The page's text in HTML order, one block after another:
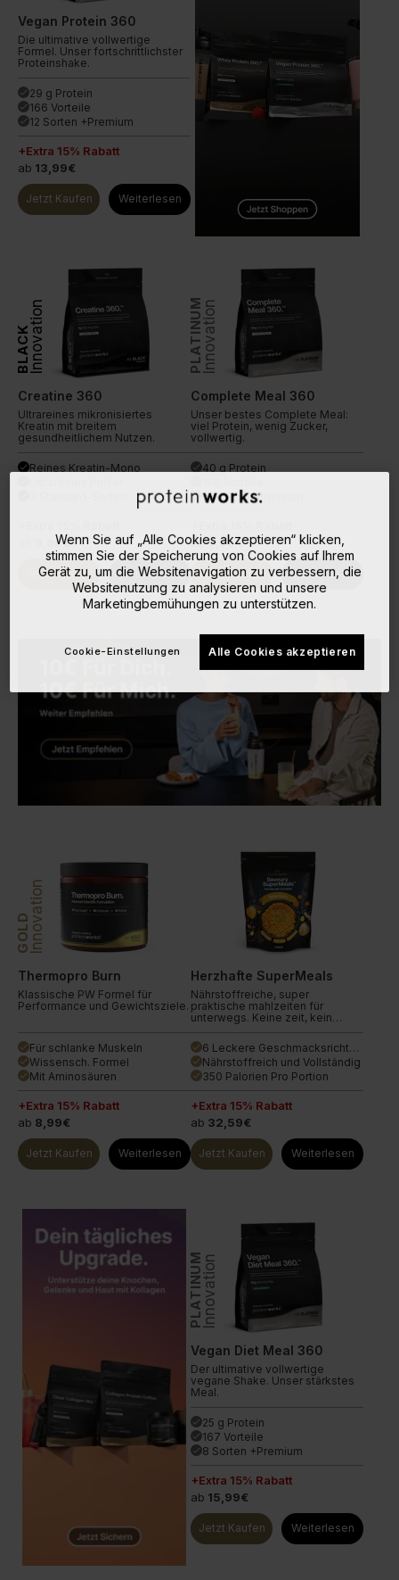
Vegan Protein 360
Die ultimative vollwertige
Formel. Unser fortschrittlichster
Proteinshake.
done 29 g Protein
done 166 Vorteile
done 12 Sorten +Premium
+Extra 15% Rabatt
ab 13,99€
Jetzt Kaufen Weiterlesen
BLACKInnovation
Creatine 360
Ultrareines mikronisiertes
Kreatin mit breitem
gesundheitlichem Nutzen.
done Reines Kreatin-Mono
3,99€
Jetzt Kaufen Weiterlesen
PLATINUMInnovation
Complete Meal 360
Unser bestes Complete Meal:
viel Protein, wenig Zucker,
vollwertig.
done 40 g Protein
done 7 Sorten +Premium
ab9,99€
Jetzt Kaufen Weiterlesen
GOLDInnovation
Thermopro Burn
Klassische PW Formel für
Performance und Gewichtsziele.
done Für schlanke Muskeln
done Wissensch. Formel
done Mit Aminosäuren
+Extra 15% Rabatt
ab 8,99€
Jetzt Kaufen Weiterlesen
Herzhafte SuperMeals
Nährstoffreiche, super
praktische mahlzeiten für
unterwegs. Keine zeit, kein
ernährungsberater, kein
problem.
done 6 Leckere Geschmacksrichtungen
done Nährstoffreich und Vollständig
done 350 Palorien Pro Portion
+Extra 15% Rabatt
ab 32,59€
Jetzt Kaufen Weiterlesen
PLATINUMInnovation
Vegan Diet Meal 360
Der ultimative vollwertige
vegane Shake. Unser stärkstes
Meal.
done 25 g Protein
done 167 Vorteile
done 8 Sorten +Premium
+Extra 15% Rabatt
ab 15,99€
Jetzt Kaufen Weiterlesen
Wenn Sie auf „Alle Cookies akzeptieren“ klicken,
stimmen Sie der Speicherung von Cookies auf Ihrem
Gerät zu, um die Websitenavigation zu verbessern, die
Websitenutzung zu analysieren und unsere
Marketingbemühungen zu unterstützen.
Alle Cookies akzeptieren
Cookie-Einstellungen